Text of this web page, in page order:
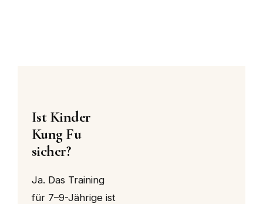
Ist Kinder
Kung Fu
sicher?
Ja. Das Training
für 7–9-Jährige ist